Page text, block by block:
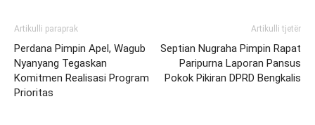
Artikulli paraprak
Perdana Pimpin Apel, Wagub
Nyanyang Tegaskan
Komitmen Realisasi Program
Prioritas
Artikulli tjetër
Septian Nugraha Pimpin Rapat
Paripurna Laporan Pansus
Pokok Pikiran DPRD Bengkalis